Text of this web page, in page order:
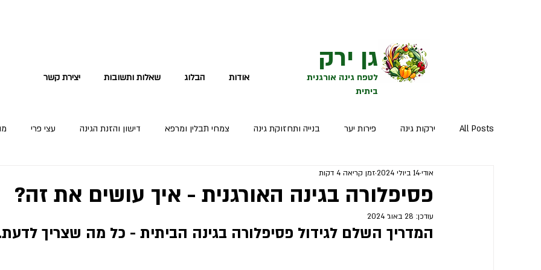
אודות הבלוג שאלות ותשובות יצירת קשר
לטפח גינה אורגנית
ביתית
גן ירק
All Posts ירקות גינה פירות יער בנייה ותחזוקת גינה צמחי תבלין ומרפא דישון והזנת הגינה עצי פרי
הפירות המתוקים
פסיפלורה בגינה האורגנית - איך עושים את זה?
אודי14 ביולי 2024 זמן קריאה 4 דקות
עודכן: 28 באוג׳ 2024
המדריך השלם לגידול פסיפלורה בגינה הביתית - כל מה שצריך